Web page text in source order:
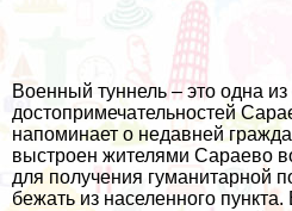
Военный туннель – это одна
достопримечательностей
напоминает о недавней
выстроен жителями Сараево
для получения гуманитарной
бежать из населенного